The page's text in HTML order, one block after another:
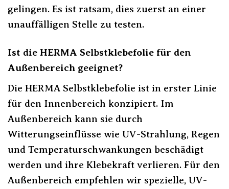
gelingen. Es ist ratsam, dies zuerst an einer
unauffälligen Stelle zu testen.
Ist die HERMA Selbstklebefolie für den
Außenbereich geeignet?
Die HERMA Selbstklebefolie ist in erster Linie
für den Innenbereich konzipiert. Im
Außenbereich kann sie durch
Witterungseinflüsse wie UV-Strahlung, Regen
und Temperaturschwankungen beschädigt
werden und ihre Klebekraft verlieren. Für den
Außenbereich empfehlen wir spezielle, UV-